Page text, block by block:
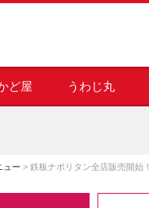
ど屋 うわじ丸
ュー > 鉄板ナポリタン全店販売開始！